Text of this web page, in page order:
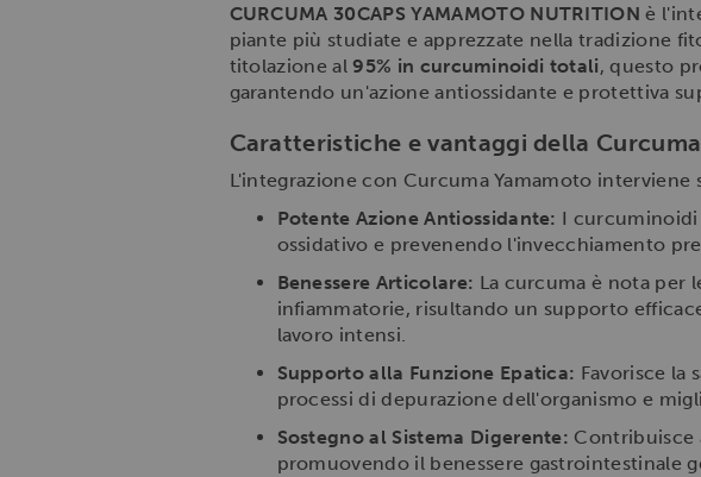
CURCUMA 30CAPS YAMAMOTO NUTRITION è
piante più studiate e apprezzate nella tradizione
titolazione al95% in curcuminoidi totali, questo
garantendo un'azione antiossidante e protettiva
Caratteristiche e vantaggi della
L'integrazione con Curcuma Yamamoto interviene
Potente Azione Antiossidante: I curcuminoidi
ossidativo e prevenendo l'invecchiamento
Benessere Articolare: La curcuma è nota per
infiammatorie, risultando un supporto
lavoro intensi.
Supporto alla Funzione Epatica: Favorisce la
processi di depurazione dell'organismo e
Sostegno al Sistema Digerente: Contribuisce
promuovendo il benessere gastrointestinale